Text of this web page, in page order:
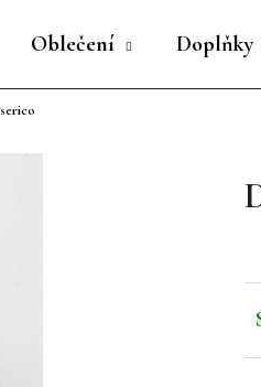
Oblečení Doplňky
Co potřebujete najít?